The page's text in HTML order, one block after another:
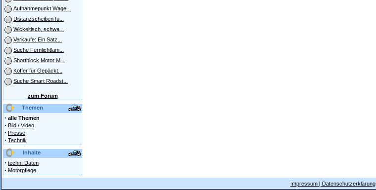
Aufnahmepunkt Wage...
Distanzscheiben fü...
Wickeltisch, schwa...
Verkaufe: Ein Satz...
Suche Fernlichtlam...
Shortblock Motor M...
Koffer für Gepäckt...
Suche Smart Roadst...
zum Forum
Themen
· alle Themen
· Bild / Video
· Presse
· Technik
Inhalte
· techn. Daten
· Motorpflege
Impressum | Datenschutzerklärung